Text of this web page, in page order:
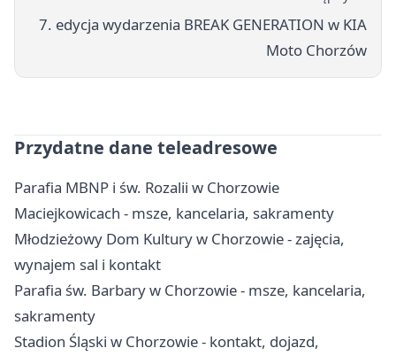
7. edycja wydarzenia BREAK GENERATION w KIA
Moto Chorzów
Przydatne dane teleadresowe
Parafia MBNP i św. Rozalii w Chorzowie
Maciejkowicach - msze, kancelaria, sakramenty
Młodzieżowy Dom Kultury w Chorzowie - zajęcia,
wynajem sal i kontakt
Parafia św. Barbary w Chorzowie - msze, kancelaria,
sakramenty
Stadion Śląski w Chorzowie - kontakt, dojazd,